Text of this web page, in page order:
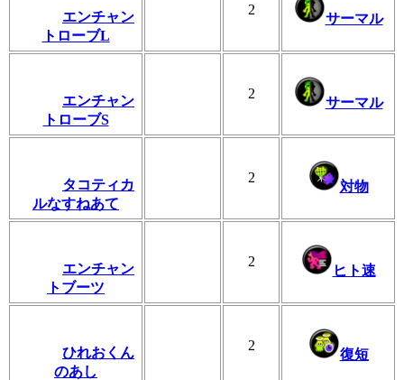
エンチャン
トローブL
2
サーマル
エンチャン
トローブS
2
サーマル
タコティカ
ルなすねあて
2
対物
エンチャン
トブーツ
2
ヒト速
ひれおくん
のあし
2
復短